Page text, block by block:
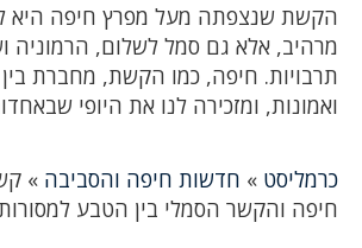
הקשת שנצפתה מעל מפרץ חיפה היא
מרהיב, אלא גם סמל לשלום, הרמוניה
תרבויות. חיפה, כמו הקשת, מחברת
ואמונות, ומזכירה לנו את היופי
כרמליסט » חדשות חיפה והסביבה »
חיפה והקשר הסמלי בין הטבע